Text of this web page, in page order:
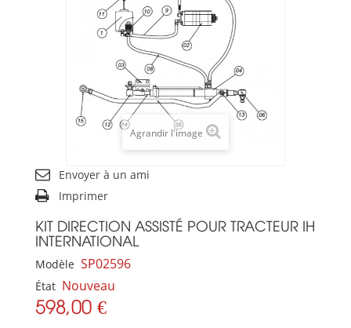
Agrandir l'image
Envoyer à un ami
Imprimer
KIT DIRECTION ASSISTÉ POUR TRACTEUR IH
INTERNATIONAL
Modèle SP02596
État Nouveau
598,00 €